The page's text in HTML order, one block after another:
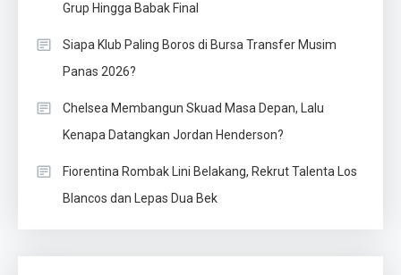
Grup Hingga Babak Final
Siapa Klub Paling Boros di Bursa Transfer Musim
Panas 2026?
Chelsea Membangun Skuad Masa Depan, Lalu
Kenapa Datangkan Jordan Henderson?
Fiorentina Rombak Lini Belakang, Rekrut Talenta Los
Blancos dan Lepas Dua Bek